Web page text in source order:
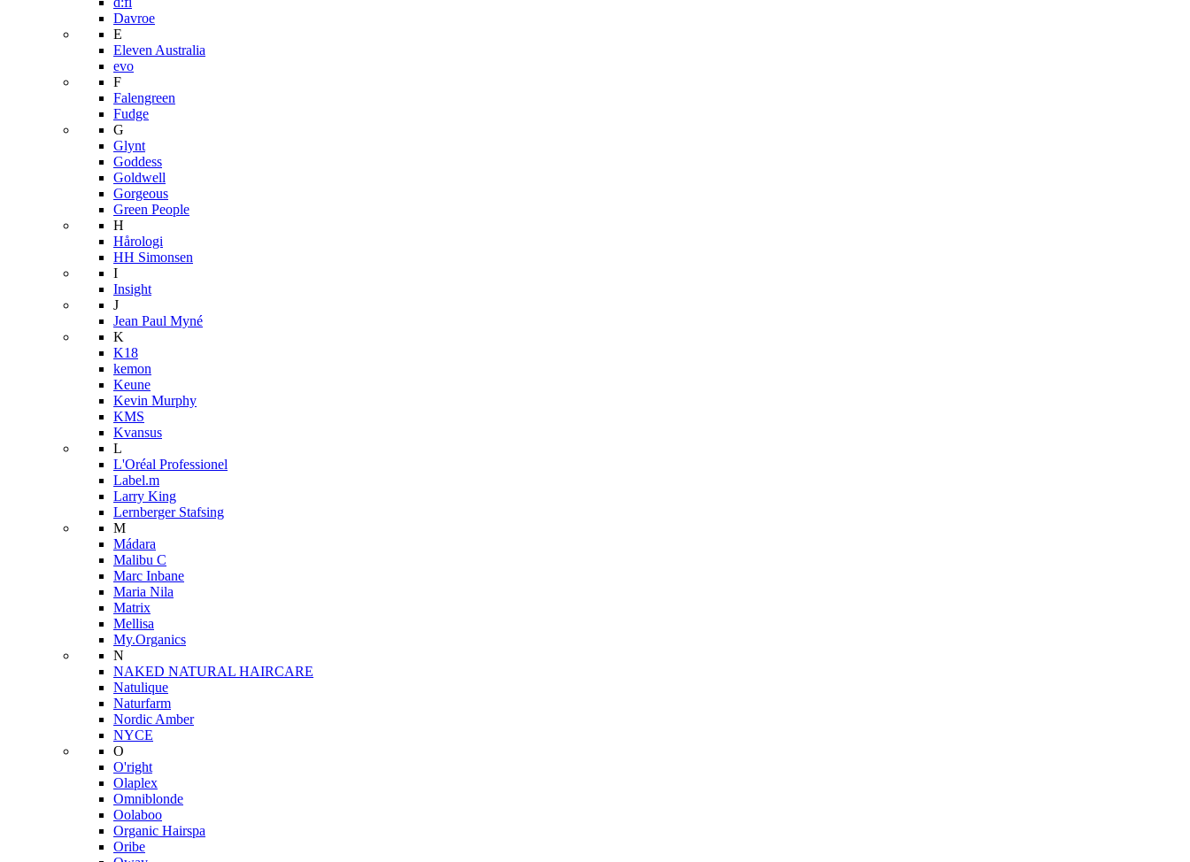
Davroe
E
Eleven Australia
evo
F
Falengreen
Fudge
G
Glynt
Goddess
Goldwell
Gorgeous
Green People
H
Hårologi
HH Simonsen
I
Insight
J
Jean Paul Myné
K
K18
kemon
Keune
Kevin Murphy
KMS
Kvansus
L
L'Oréal Professionel
Label.m
Larry King
Lernberger Stafsing
M
Mádara
Malibu C
Marc Inbane
Maria Nila
Matrix
Mellisa
My.Organics
N
NAKED NATURAL HAIRCARE
Natulique
Naturfarm
Nordic Amber
NYCE
O
O'right
Olaplex
Omniblonde
Oolaboo
Organic Hairspa
Oribe